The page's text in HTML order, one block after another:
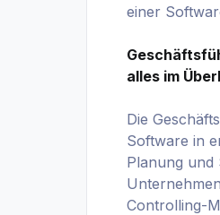
einer
alles im
Die
Software in
Planung und
Controlling-